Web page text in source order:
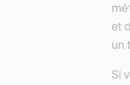
et
un
Si